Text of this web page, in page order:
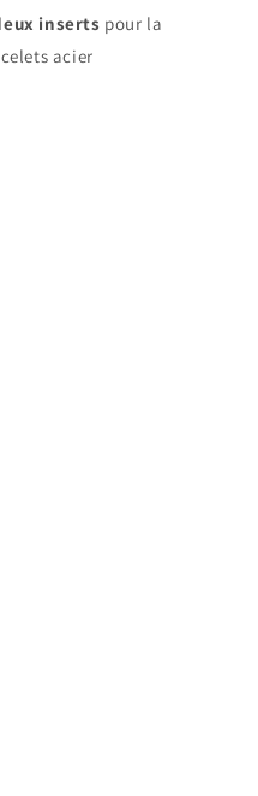
inserts pour la
acier
pour ajouter des